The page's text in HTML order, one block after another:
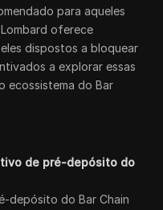
para aqueles
oferece
dispostos a bloquear
a explorar essas
ecossistema do Bar
de pré-depósito do
depósito do Bar Chain